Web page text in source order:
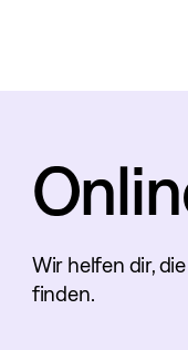
Wir helfen dir,
finden.